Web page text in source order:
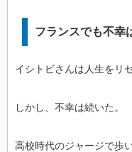
フランスでも不幸
イシトビさんは人生をリ
しかし、不幸は続いた。
高校時代のジャージで歩